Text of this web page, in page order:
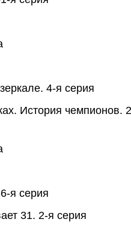
4-я серия
История чемпионов.
я серия
31. 2-я серия